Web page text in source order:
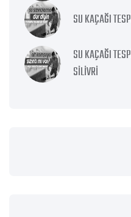
SU KAÇAĞI
SU KAÇAĞI
SILIVRI